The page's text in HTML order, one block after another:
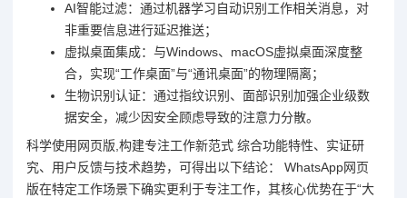
AI智能过滤：通过机器学习自动识别工作相关消息，对
非重要信息进行延迟推送；
虚拟桌面集成：与Windows、macOS虚拟桌面深度整
合，实现“工作桌面”与“通讯桌面”的物理隔离；
生物识别认证：通过指纹识别、面部识别加强企业级数
据安全，减少因安全顾虑导致的注意力分散。
科学使用网页版,构建专注工作新范式 综合功能特性、实证研
究、用户反馈与技术趋势，可得出以下结论： WhatsApp网页
版在特定工作场景下确实更利于专注工作，其核心优势在于“大